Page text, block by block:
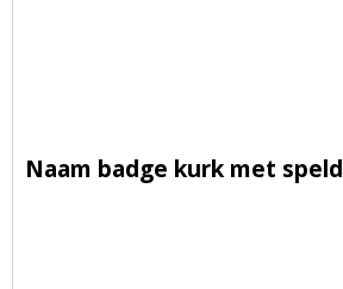
Naam badge kurk met speld